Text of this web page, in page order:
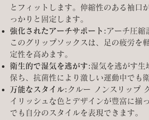
とフィットします。伸縮性のある袖口
っかりと固定します。
強化されたアーチサポート:アーチ圧縮
このグリップソックスは、足の疲労を
定性を高めます。
衛生的で湿気を逃がす:湿気を逃がす生
保ち、抗菌性により激しい運動中でも
万能なスタイル: クルー ノンスリップ
イリッシュな色とデザインが豊富に揃
でも自分のスタイルを表現できます。